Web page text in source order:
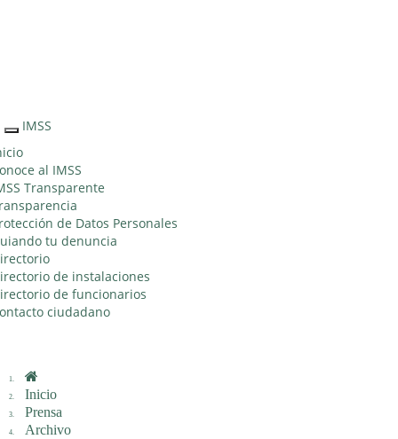
Interruptor
de
Navegación
IMSS
al IMSS
Transparente
de Datos Personales
tu denuncia
de instalaciones
de funcionarios
ciudadano
Inicio
Prensa
Archivo